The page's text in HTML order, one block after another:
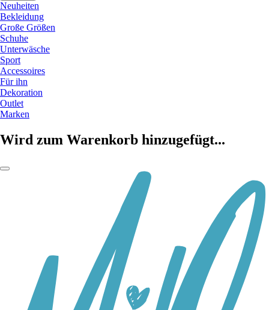
Neuheiten
Bekleidung
Große Größen
Schuhe
Unterwäsche
Sport
Accessoires
Für ihn
Dekoration
Outlet
Marken
Wird zum Warenkorb hinzugefügt...